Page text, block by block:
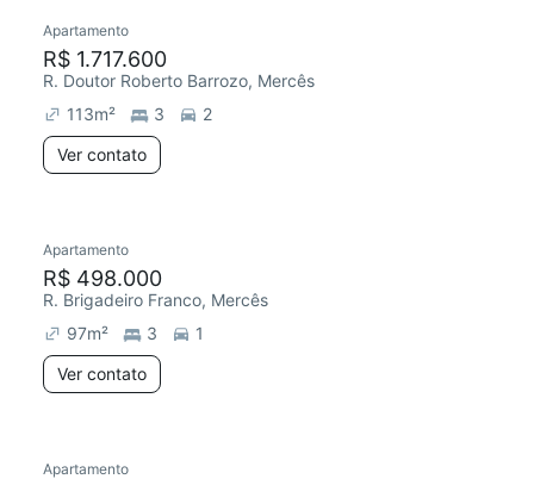
Apartamento
R$ 1.717.600
R. Doutor Roberto Barrozo, Mercês
113m² 3
2
Ver contato
Apartamento
R$ 498.000
R. Brigadeiro Franco, Mercês
97m² 3
1
Ver contato
Apartamento